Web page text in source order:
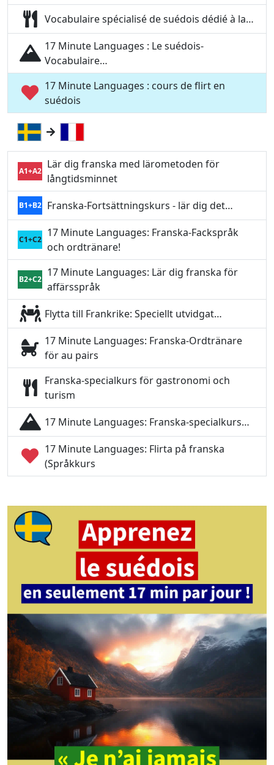
Vocabulaire spécialisé de suédois dédié à la…
17 Minute Languages : Le suédois-
Vocabulaire…
17 Minute Languages : cours de flirt en
suédois
A1+A2
Lär dig franska med lärometoden för
långtidsminnet
B1+B2 Franska-Fortsättningskurs - lär dig det…
C1+C2
17 Minute Languages: Franska-Fackspråk
och ordtränare!
B2+C2
17 Minute Languages: Lär dig franska för
affärsspråk
Flytta till Frankrike: Speciellt utvidgat…
17 Minute Languages: Franska-Ordtränare
för au pairs
Franska-specialkurs för gastronomi och
turism
17 Minute Languages: Franska-specialkurs…
17 Minute Languages: Flirta på franska
(Språkkurs